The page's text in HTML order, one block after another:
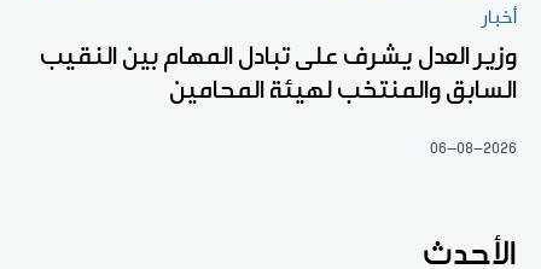
أخبار
وزير العدل يشرف على تبادل المهام بين النقيب
السابق والمنتخب لهيئة المحامين
06-08-2026
الأحدث